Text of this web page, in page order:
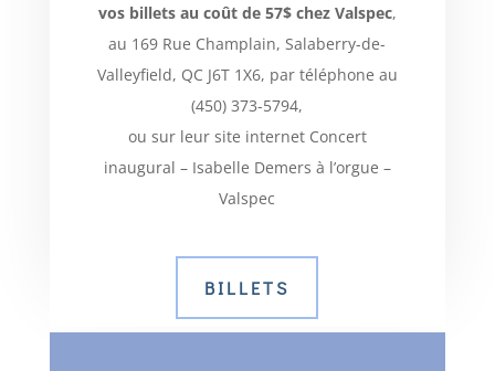
vos billets au coût de 57$ chez Valspec,
au 169 Rue Champlain, Salaberry-de-
Valleyfield, QC J6T 1X6, par téléphone au
(450) 373-5794,
ou sur leur site internet Concert
inaugural – Isabelle Demers à l’orgue –
Valspec
BILLETS